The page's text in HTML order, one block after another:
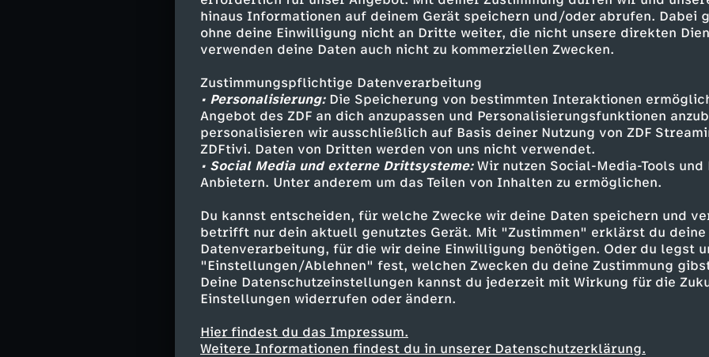
hinaus Informationen auf deinem Gerät speichern und/oder abrufen. Dabei
ohne deine Einwilligung nicht an Dritte weiter, die nicht unsere direkten
verwenden deine Daten auch nicht zu kommerziellen Zwecken.
Zustimmungspflichtige Datenverarbeitung
• Personalisierung:Die Speicherung von bestimmten Interaktionen
Angebot des ZDF an dich anzupassen und Personalisierungsfunktionen
personalisieren wir ausschließlich auf Basis deiner Nutzung von ZDF
ZDFtivi. Daten von Dritten werden von uns nicht verwendet.
• Social Media und externe Drittsysteme:Wir nutzen Social-Media-Tools und
Anbietern. Unter anderem um das Teilen von Inhalten zu ermöglichen.
Du kannst entscheiden, für welche Zwecke wir deine Daten speichern und
betrifft nur dein aktuell genutztes Gerät. Mit "Zustimmen" erklärst du deine
Datenverarbeitung, für die wir deine Einwilligung benötigen. Oder du legst
"Einstellungen/Ablehnen" fest, welchen Zwecken du deine Zustimmung
Deine Datenschutzeinstellungen kannst du jederzeit mit Wirkung für die
Einstellungen widerrufen oder ändern.
Hier findest du das Impressum.
Weitere Informationen findest du in unserer Datenschutzerklärung.
größten Deal der Unternehmensgeschichte wurde das größte
Unternehmensgeschichte. Dabei schuf Bayer-Chef Werner
Übernahme einen Agrargiganten: Die Geschäfte laufen.
Doch die Monsanto-Übernahme bringt immer neuen Ärger:
Aktionäre in Deutschland gegen den Konzern. Sie werfen
Monsanto-Übernahme nicht ausreichend über die
informiert zu haben.
Die deutschen Investoren und Anleger fühlen sich um
das Vertrauen in den Konzern langfristig angekratzt?
Die Autoren Volker Wasmuth und Patrick Zeilhofer treffen
Krebspatienten und verärgerte Anleger. Sie treffen Manager
ein verunglücktes Jahrhundertgeschäft?